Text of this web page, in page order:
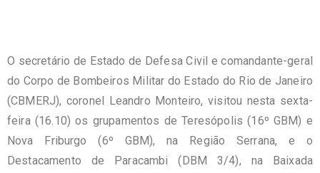
O secretário de Estado de Defesa Civil e comandante-geral
do Corpo de Bombeiros Militar do Estado do Rio de Janeiro
(CBMERJ), coronel Leandro Monteiro, visitou nesta sexta-
feira (16.10) os grupamentos de Teresópolis (16º GBM) e
Nova Friburgo (6º GBM), na Região Serrana, e o
Destacamento de Paracambi (DBM 3/4), na Baixada